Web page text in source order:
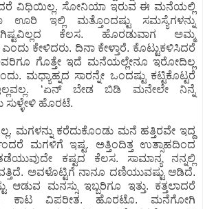
ಆದರೆ ವಿಧಿಯಿಲ್ಲ. ಸೋನಿಯಾ ಇರುವ ಈ ಮನೆಯಲ್ಲಿ
ಊರಿ ಇಲ್ಲಿ ಮತ್ತೊಂದಷ್ಟು ಸಮಸ್ಯೆಗಳನ್ನು
ಕೆಲಸ. ಹೊರಡುವಾಗ ಅಮ್ಮ
ಕೇಳಿದರು. ದಿನಾ ಕೇಳ್ತಾರೆ. ಕೊಟ್ಟುಕಳಿಸಿದರೆ
ಗೊತ್ತೇ ಇದೆ ಮನೆಯಲ್ಲೇನೂ ಇರೋದಿಲ್ಲ
ಮಧ್ಯಾಹ್ನದ ಸಾರನ್ನೇ ಒಂದಷ್ಟು ಕಟ್ಟಿಕೊಟ್ಟರೆ
ಇಲ್ಲವಲ್ಲ. ʻಏನ್ ಬೇಡ ಬಿಡಿ ಮನೇಲೇ ನಿನ್ನೆ
ಸುಳ್ಳೇಳಿ ಹೊರಟೆ.
ಮಗಳನ್ನು ಕರೆದುಕೊಂಡು ಮನೆ ಹತ್ತಿರವೇ ಇದ್ದ
ಮಗಳಿಗೆ ಇಷ್ಟ. ಅತ್ತಿಂದಿತ್ತ ಉತ್ಸಾಹದಿಂದ
ಕಷ್ಟದ ಕೆಲಸ. ಸಾಮಾನ್ಯ ನನ್ನಲ್ಲಿ
ಅವಳೊಟ್ಟಿಗೆ ನಾನೂ ದಣಿಯುವಷ್ಟು ಆಡಿದೆ.
ಆಡುವ ಮನಸ್ಸು ಇಬ್ಬರಿಗೂ ಇತ್ತು. ಕತ್ತಲಾದರೆ
ಕಾಟ ವಿಪರೀತ. ಹೊರಟೊ. ಮನೆಗೋಗಿ